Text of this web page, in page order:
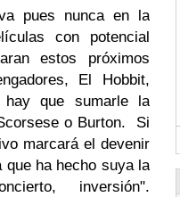
pues nunca en la
con potencial
estos próximos
El Hobbit,
hay que sumarle la
o Burton. Si
marcará el devenir
ha hecho suya la
inversión".